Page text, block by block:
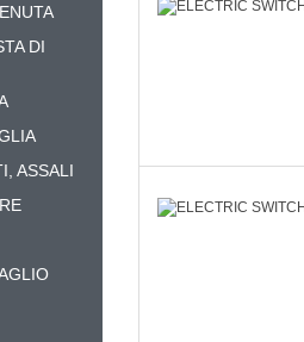
DI
ASSALI